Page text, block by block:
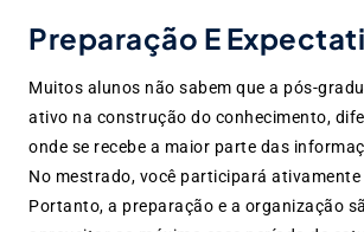
Preparação E
Muitos alunos não sabem que a pós-
ativo na construção do conhecimento,
onde se recebe a maior parte das
No mestrado, você participará ativamente
Portanto, a preparação e a organização